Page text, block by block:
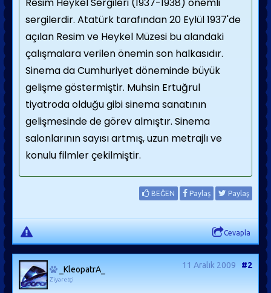
sergilerdir. Atatürk tarafından 20 Eylül 1937'de
açılan Resim ve Heykel Müzesi bu alandaki
çalışmalara verilen önemin son halkasıdır.
Sinema da Cumhuriyet döneminde büyük
gelişme göstermiştir. Muhsin Ertuğrul
tiyatroda olduğu gibi sinema sanatının
gelişmesinde de görev almıştır. Sinema
salonlarının sayısı artmış, uzun metrajlı ve
konulu filmler çekilmiştir.
BEĞEN Paylaş Paylaş
Cevapla
_KleopatrA_
Ziyaretçi
11 Aralık 2009 #2